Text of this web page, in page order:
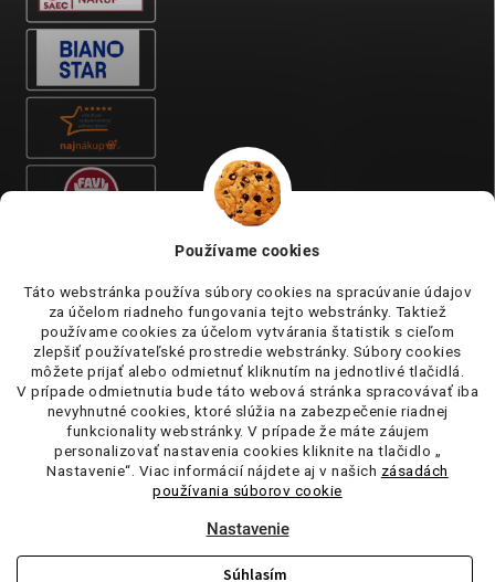
Používame cookies
Táto webstránka používa súbory cookies na spracúvanie údajov
za účelom riadneho fungovania tejto webstránky. Taktiež
používame cookies za účelom vytvárania štatistik s cieľom
zlepšiť používateľské prostredie webstránky. Súbory cookies
môžete prijať alebo odmietnuť kliknutím na jednotlivé tlačidlá.
V prípade odmietnutia bude táto webová stránka spracovávať iba
nevyhnutné cookies, ktoré slúžia na zabezpečenie riadnej
funkcionality webstránky. V prípade že máte záujem
personalizovať nastavenia cookies kliknite na tlačidlo „
Nastavenie“. Viac informácií nájdete aj v našich zásadách
používania súborov cookie
Nastavenie
Súhlasím
. Všetky práva vyhradené.